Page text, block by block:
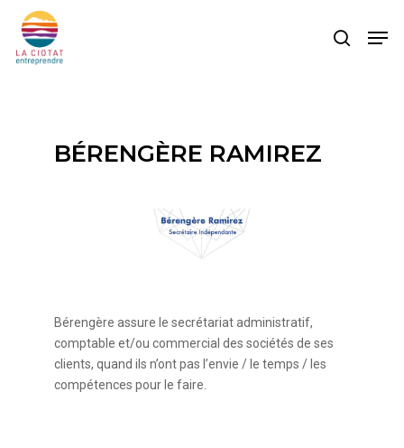
main
search
BÉRENGÈRE RAMIREZ
Bérengère assure le secrétariat administratif,
comptable et/ou commercial des sociétés de ses
clients, quand ils n’ont pas l’envie / le temps / les
compétences pour le faire.